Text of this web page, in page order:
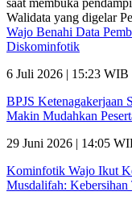
Wajo Benahi Data
Diskominfotik
6 Juli 2026 | 15:23 WIB
BPJS Ketenagakerjaan
Makin Mudahkan
29 Juni 2026 | 14:05
Kominfotik Wajo Ikut
Musdalifah: Kebersihan